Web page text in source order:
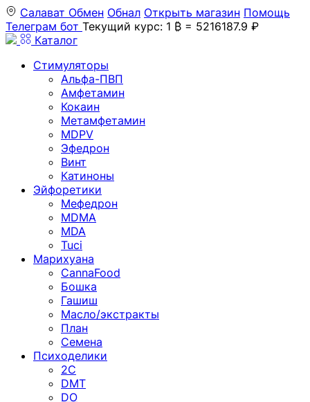
Салават Обмен Обнал Открыть магазин Помощь
Телеграм бот Текущий курс: 1 ₿ = 5216187.9 ₽
Каталог
Стимуляторы
Альфа-ПВП
Амфетамин
Кокаин
Метамфетамин
MDPV
Эфедрон
Винт
Катиноны
Эйфоретики
Мефедрон
MDMA
MDA
Tuci
Марихуана
CannaFood
Бошка
Гашиш
Масло/экстракты
План
Семена
Психоделики
2C
DMT
DO